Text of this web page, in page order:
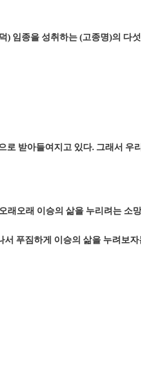
) 임종을 성취하는 (고종명)의 다
로 받아들여지고 있다. 그래서 우
래오래 이승의 삶을 누리려는 소
서 푸짐하게 이승의 삶을 누려보